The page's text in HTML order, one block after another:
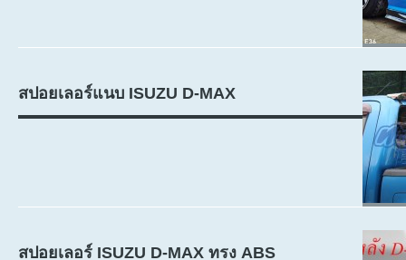
สปอยเลอร์แนบ ISUZU D-MAX
สปอยเลอร์ ISUZU D-MAX ทรง ABS